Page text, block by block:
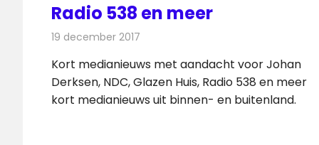
Radio 538 en meer
19 december 2017
Kort medianieuws met aandacht voor Johan
Derksen, NDC, Glazen Huis, Radio 538 en meer
kort medianieuws uit binnen- en buitenland.